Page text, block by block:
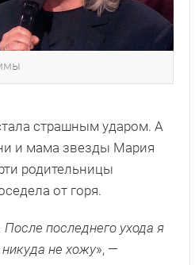
страшным ударом. А
и мама звезды Мария
родительницы
от горя.
последнего ухода я
не хожу», —